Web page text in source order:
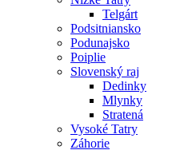
Telgárt
Podsitniansko
Podunajsko
Poiplie
Slovenský raj
Dedinky
Mlynky
Stratená
Vysoké Tatry
Záhorie